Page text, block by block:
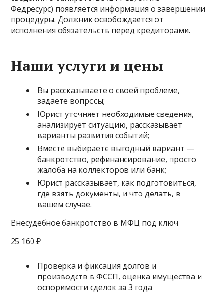
Федресурс) появляется информация о завершении
процедуры. Должник освобождается от
исполнения обязательств перед кредиторами.
Наши услуги и цены
Вы рассказываете о своей проблеме,
задаете вопросы;
Юрист уточняет необходимые сведения,
анализирует ситуацию, рассказывает
варианты развития событий;
Вместе выбираете выгодный вариант —
банкротство, рефинансирование, просто
жалоба на коллекторов или банк;
Юрист рассказывает, как подготовиться,
где взять документы, и что делать, в
вашем случае.
Внесудебное банкротство в МФЦ под ключ
25 160 ₽
Проверка и фиксация долгов и
производств в ФССП, оценка имущества и
оспоримости сделок за 3 года